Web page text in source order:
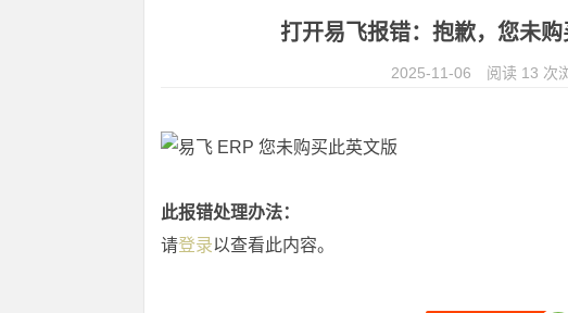
打开易飞报错：抱歉，您未
2025-11-06 阅读 13 次
此报错处理办法：
请登录以查看此内容。